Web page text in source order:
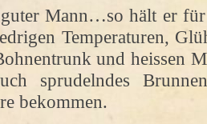
Mann…so hält er für
Temperaturen,
und heissen
sprudelndes
bekommen.